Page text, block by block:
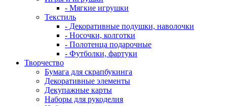
- Мягкие игрушки
Текстиль
- Декоративные подушки, наволочки
- Носочки, колготки
- Полотенца подарочные
- Футболки, фартуки
Творчество
Бумага для скрапбукинга
Декоративные элементы
Декупажные карты
Наборы для рукоделия